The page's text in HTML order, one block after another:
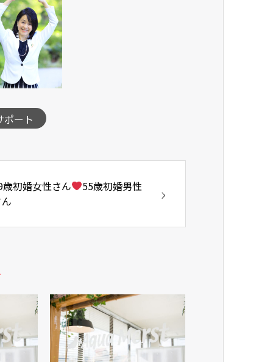
ポート
歳初婚女性さん
55歳初婚男性